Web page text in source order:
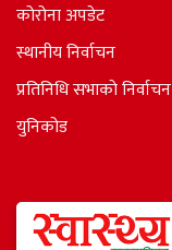
कोरोना अपडेट
स्थानीय निर्वाचन
प्रतिनिधि सभाकाे निर्वाचन
युनिकोड